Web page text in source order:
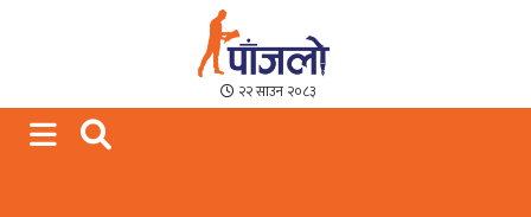
Paajalo News
We are from Far West Nepal
२२ साउन २०८३